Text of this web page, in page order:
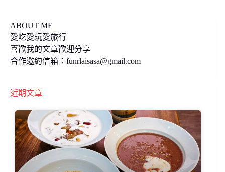
ABOUT ME
愛吃愛玩愛旅行
喜歡我的文章歡迎分享
合作邀約信箱： funrlaisasa@gmail.com
近期文章